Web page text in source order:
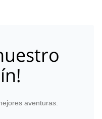
aventuras.